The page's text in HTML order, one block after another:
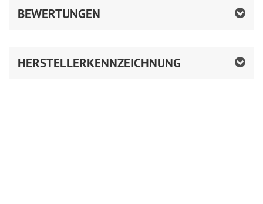
BEWERTUNGEN
HERSTELLERKENNZEICHNUNG